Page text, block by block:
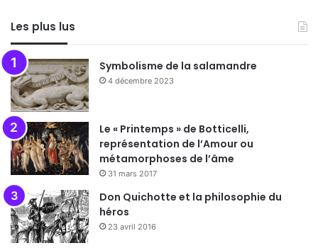
Les plus lus
Symbolisme de la salamandre
4 décembre 2023
Le « Printemps » de Botticelli,
représentation de l’Amour ou
métamorphoses de l’âme
31 mars 2017
Don Quichotte et la philosophie du
héros
23 avril 2016